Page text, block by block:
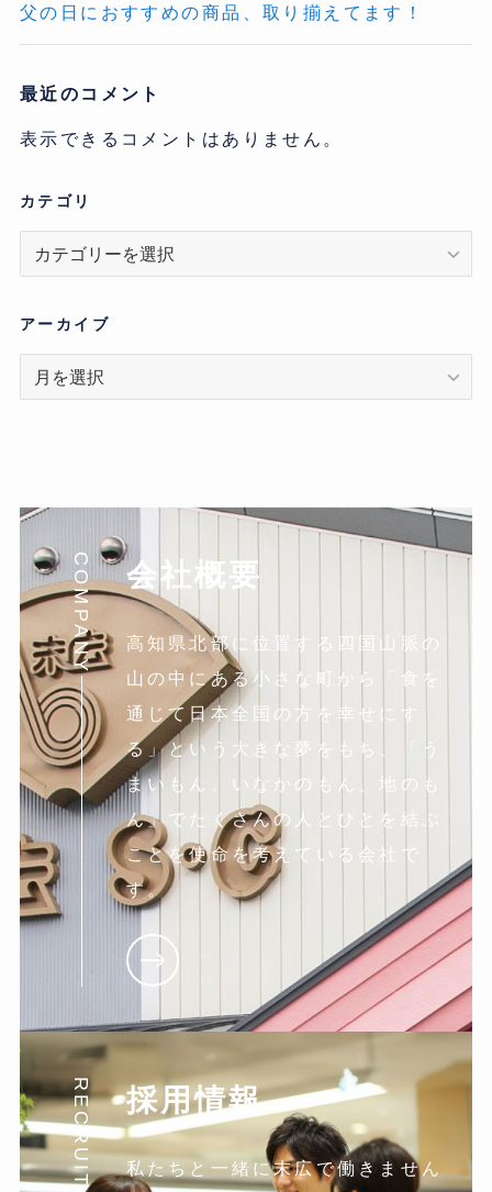
父の日におすすめの商品、取り揃えてます！
最近のコメント
表示できるコメントはありません。
カテゴリ
リ
アーカイブ
ア
COMPANY 会社概要
高知県北部に位置する四国山脈の
山の中にある小さな町から「食を
通じて日本全国の方を幸せにす
る」という大きな夢をもち、「う
まいもん、いなかのもん、地のも
ん」でたくさんの人とひとを結ぶ
ことを使命を考えている会社で
す。
RECRUIT 採用情報
私たちと一緒に末広で働きません